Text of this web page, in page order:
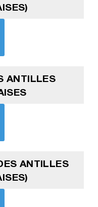
ANTILLES
ANTILLES